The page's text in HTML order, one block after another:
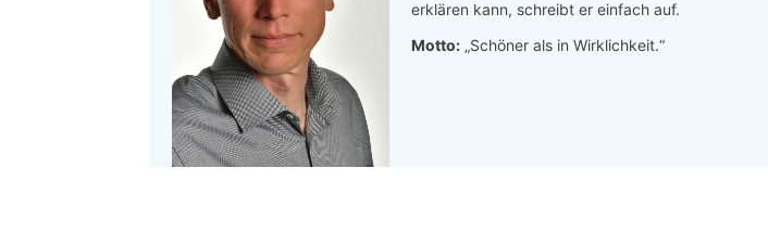
erklären kann, schreibt er einfach auf.
Motto: „Schöner als in Wirklichkeit.“